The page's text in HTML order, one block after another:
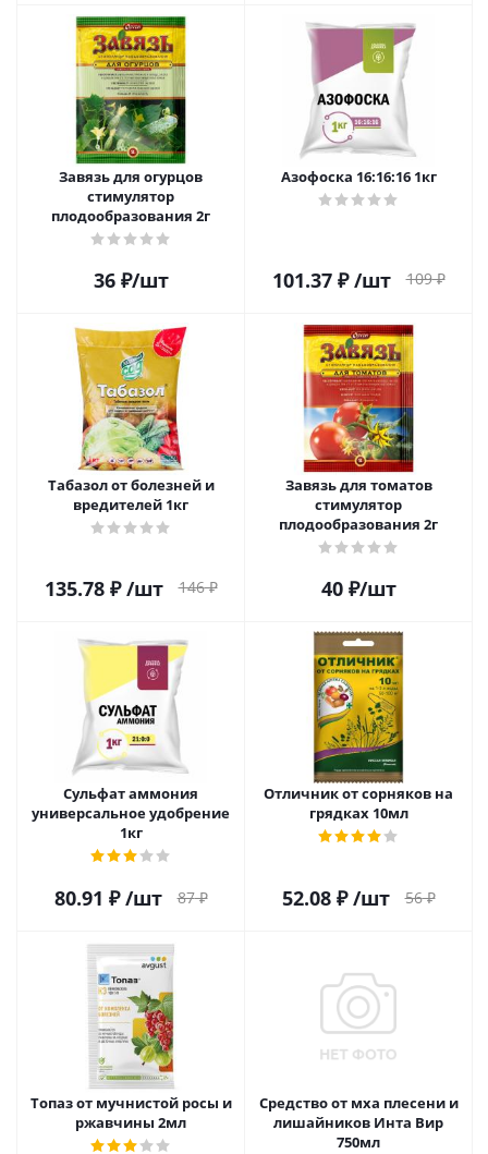
Завязь для огурцов
стимулятор
плодообразования 2г
36₽/шт
Азофоска 16:16:16 1кг
101.37₽ /шт 109₽
Табазол от болезней и
вредителей 1кг
135.78₽ /шт 146₽
Завязь для томатов
стимулятор
плодообразования 2г
40₽/шт
Сульфат аммония
универсальное удобрение
1кг
80.91 ₽ /шт 87₽
Отличник от сорняков на
грядках 10мл
52.08₽ /шт 56₽
Топаз от мучнистой росы и
ржавчины 2мл
Средство от мха плесени и
лишайников Инта Вир
750мл